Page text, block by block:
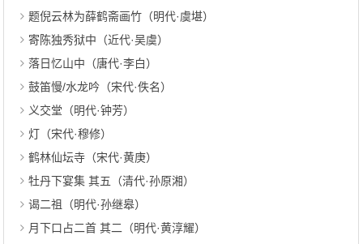
题倪云林为薛鹤斋画竹（明代·虞堪）
寄陈独秀狱中（近代·吴虞）
落日忆山中（唐代·李白）
鼓笛慢/水龙吟（宋代·佚名）
义交堂（明代·钟芳）
灯（宋代·穆修）
鹤林仙坛寺（宋代·黄庚）
牡丹下宴集 其五（清代·孙原湘）
谒二祖（明代·孙继皋）
月下口占二首 其二（明代·黄淳耀）